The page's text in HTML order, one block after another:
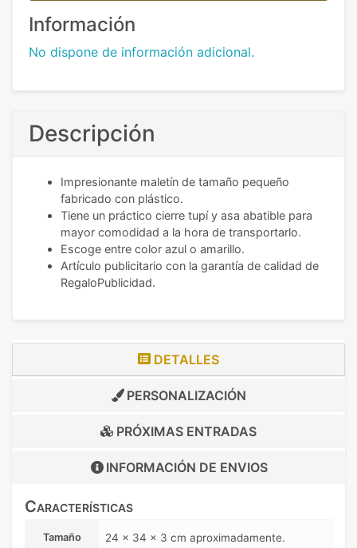
Información
No dispone de información adicional.
Descripción
Impresionante maletín de tamaño pequeño
fabricado con plástico.
Tiene un práctico cierre tupí y asa abatible para
mayor comodidad a la hora de transportarlo.
Escoge entre color azul o amarillo.
Artículo publicitario con la garantía de calidad de
RegaloPublicidad.
DETALLES
PERSONALIZACIÓN
PRÓXIMAS ENTRADAS
INFORMACIÓN DE ENVIOS
Características
Tamaño 24 x 34 x 3 cm aproximadamente.